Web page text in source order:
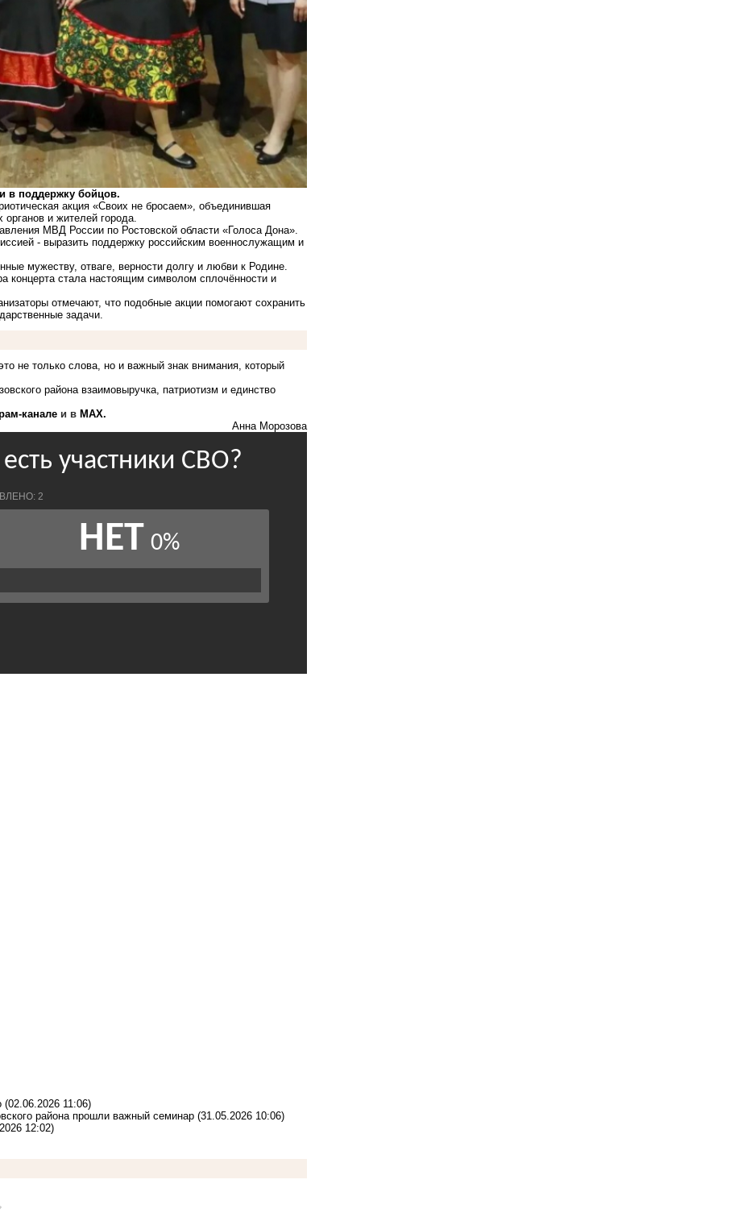
в поддержку бойцов.
акция «Своих не бросаем», объединившая
органов и жителей города.
МВД России по Ростовской области «Голоса Дона».
- выразить поддержку российским военнослужащим и
мужеству, отваге, верности долгу и любви к Родине.
концерта стала настоящим символом сплочённости и
отмечают, что подобные акции помогают сохранить
задачи.
не только слова, но и важный знак внимания, который
района взаимовыручка, патриотизм и единство
канале и в MAX.
Анна Морозова
(02.06.2026 11:06)
района прошли важный семинар (31.05.2026 10:06)
12:02)